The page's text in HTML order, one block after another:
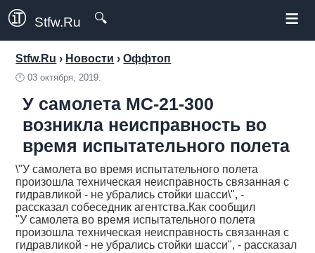
Stfw.Ru 🔍 ≡
Stfw.Ru › Новости ›Оффтоп
🕛03 октября, 2019.
У самолета МС-21-300
возникла неисправность во
время испытательного полета
\"У самолета во время испытательного полета
произошла техническая неисправность связанная с
гидравликой - не убрались стойки шасси\", -
рассказал собеседник агентства.Как сообщил
"У самолета во время испытательного полета
произошла техническая неисправность связанная с
гидравликой - не убрались стойки шасси", - рассказал